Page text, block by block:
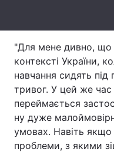
Тема оформлення
"Для мене дивно, що
контексті України,
навчання сидять під
тривог. У цей же
переймається
ну дуже
умовах. Навіть якщо
проблеми, з якими